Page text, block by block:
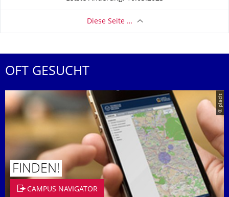
Diese Seite …
OFT GESUCHT
© placit
FINDEN!
CAMPUS NAVIGATOR